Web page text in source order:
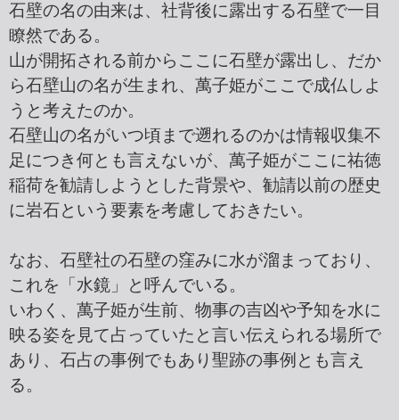
石壁の名の由来は、社背後に露出する石壁で一目
瞭然である。
山が開拓される前からここに石壁が露出し、だか
ら石壁山の名が生まれ、萬子姫がここで成仏しよ
うと考えたのか。
石壁山の名がいつ頃まで遡れるのかは情報収集不
足につき何とも言えないが、萬子姫がここに祐徳
稲荷を勧請しようとした背景や、勧請以前の歴史
に岩石という要素を考慮しておきたい。
なお、石壁社の石壁の窪みに水が溜まっており、
これを「水鏡」と呼んでいる。
いわく、萬子姫が生前、物事の吉凶や予知を水に
映る姿を見て占っていたと言い伝えられる場所で
あり、石占の事例でもあり聖跡の事例とも言え
る。